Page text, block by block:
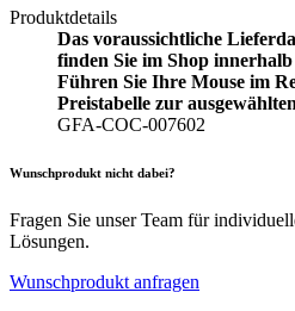
Produktdetails
Das voraussichtliche
finden Sie im Shop
Führen Sie Ihre Mouse im
Preistabelle zur
GFA-COC-007602
Wunschprodukt nicht dabei?
Fragen Sie unser Team für
Lösungen.
Wunschprodukt anfragen